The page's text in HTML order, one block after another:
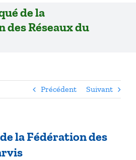
de la
des Réseaux du
Précédent Suivant
la Fédération des